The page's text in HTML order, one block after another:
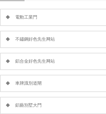
電動工業門
不鏽鋼好色先生网站
鋁合金好色先生网站
車牌識別道閘
鋁藝別墅大門